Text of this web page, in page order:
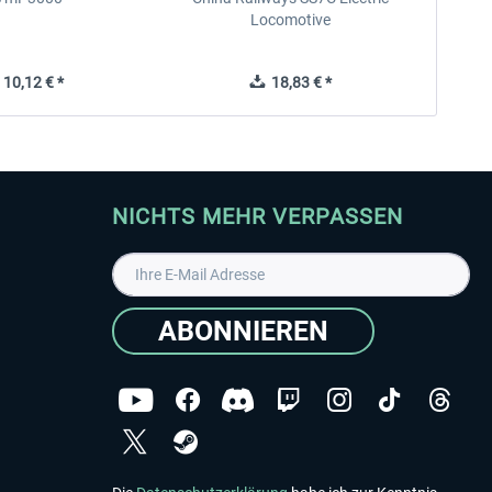
€ *
Locomotive
18,83 € *
NICHTS MEHR VERPASSEN
ABONNIEREN